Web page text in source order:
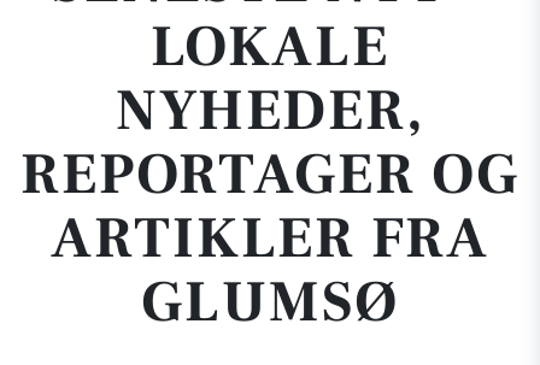
LOKALE
NYHEDER,
REPORTAGER OG
ARTIKLER FRA
GLUMSØ